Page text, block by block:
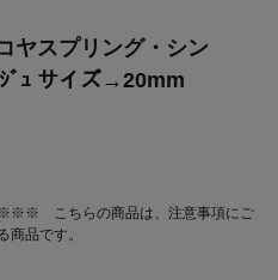
ヤスプリング・シン
ﾞｭ サイズ→20mm
こちらの商品は、注意事項にご
商品です。